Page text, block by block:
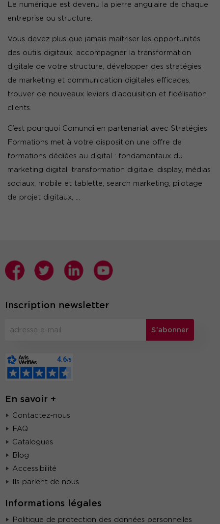
Le numérique est devenu la pierre angulaire de chaque
entreprise ou structure.
Vous devez plus que jamais maîtriser les opportunités
des outils digitaux, accompagner la transformation
digitale de votre structure, développer des stratégies
de marketing et communication digitales efficaces,
trouver de nouveaux leviers d’acquisition et fidélisation
clients.
C’est pourquoi Comundi en partenariat avec Stratégies
Formations met à votre disposition une offre de
formations dédiées au digital : fondamentaux du
marketing digital, transformation digitale, display, médias
sociaux, mobile et tablette, search marketing, pilotage
de projet digitaux, …
Inscription newsletter
S'abonner
En savoir +
Contactez-nous
FAQ
Catalogues
Blog
Accessibilité
Ils parlent de nous
Informations légales
Politique de protection des données personnelles